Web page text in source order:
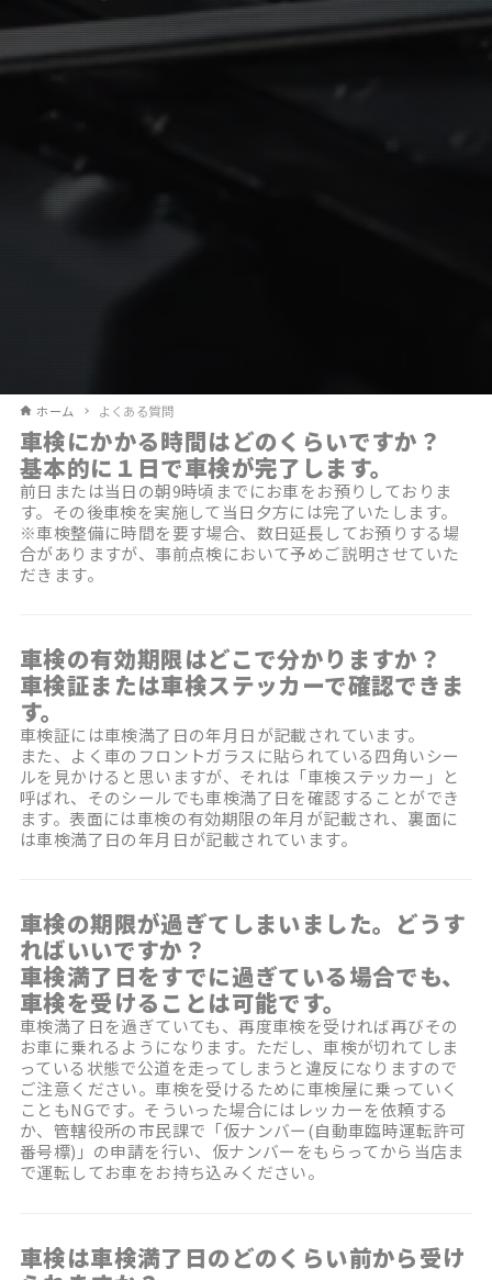
ホーム よくある質問
車検にかかる時間はどのくらいですか？
基本的に１日で車検が完了します。
前日または当日の朝9時頃までにお車をお預りしておりま
す。その後車検を実施して当日夕方には完了いたします。
※車検整備に時間を要す場合、数日延長してお預りする場
合がありますが、事前点検において予めご説明させていた
だきます。
車検の有効期限はどこで分かりますか？
車検証または車検ステッカーで確認できま
す。
車検証には車検満了日の年月日が記載されています。
また、よく車のフロントガラスに貼られている四角いシー
ルを見かけると思いますが、それは「車検ステッカー」と
呼ばれ、そのシールでも車検満了日を確認することができ
ます。表面には車検の有効期限の年月が記載され、裏面に
は車検満了日の年月日が記載されています。
車検の期限が過ぎてしまいました。どうす
ればいいですか？
車検満了日をすでに過ぎている場合でも、
車検を受けることは可能です。
車検満了日を過ぎていても、再度車検を受ければ再びその
お車に乗れるようになります。ただし、車検が切れてしま
っている状態で公道を走ってしまうと違反になりますので
ご注意ください。車検を受けるために車検屋に乗っていく
こともNGです。そういった場合にはレッカーを依頼する
か、管轄役所の市民課で「仮ナンバー(自動車臨時運転許可
番号標)」の申請を行い、仮ナンバーをもらってから当店ま
で運転してお車をお持ち込みください。
車検は車検満了日のどのくらい前から受け